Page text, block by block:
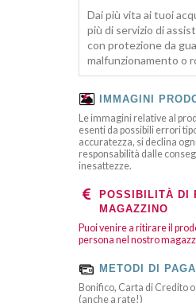
Dai più vita ai tuoi
più di servizio di
con protezione da
malfunzionamento o
IMMAGINI
Le immagini relative al
esenti da possibili errori
accuratezza, si declina
responsabilità dalle
inesattezze.
POSSIBILITÀ DI
MAGAZZINO
Puoi venire a ritirare il
persona nel nostro
METODI DI
Bonifico, Carta di Credito o
(anche a rate!)